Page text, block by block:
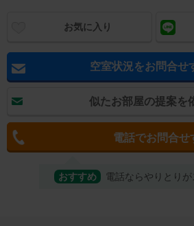
お気に入り
空室状況をお問合せ
似たお部屋の提案を
電話でお問合せ
おすすめ 電話ならやりとり